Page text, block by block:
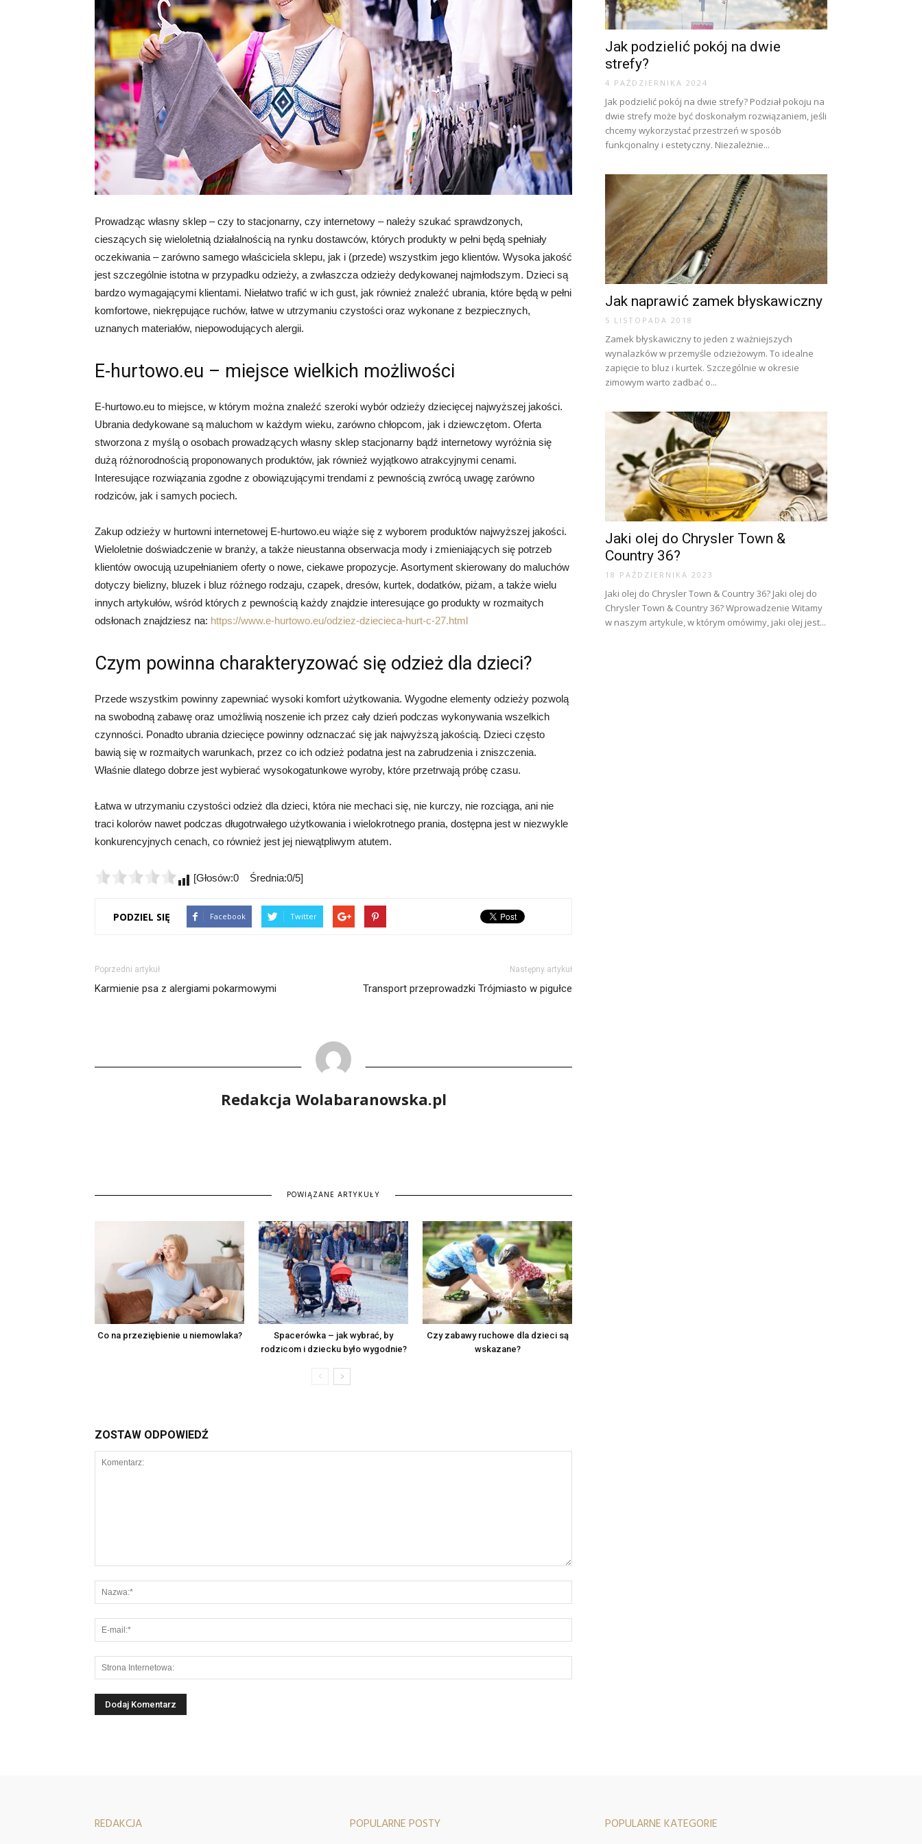
Prowadząc własny sklep – czy to stacjonarny, czy internetowy – należy szukać sprawdzonych,
cieszących się wieloletnią działalnością na rynku dostawców, których produkty w pełni będą spełniały
oczekiwania – zarówno samego właściciela sklepu, jak i (przede) wszystkim jego klientów. Wysoka jakość
jest szczególnie istotna w przypadku odzieży, a zwłaszcza odzieży dedykowanej najmłodszym. Dzieci są
bardzo wymagającymi klientami. Niełatwo trafić w ich gust, jak również znaleźć ubrania, które będą w pełni
komfortowe, niekrępujące ruchów, łatwe w utrzymaniu czystości oraz wykonane z bezpiecznych,
uznanych materiałów, niepowodujących alergii.
E-hurtowo.eu – miejsce wielkich możliwości
E-hurtowo.eu to miejsce, w którym można znaleźć szeroki wybór odzieży dziecięcej najwyższej jakości.
Ubrania dedykowane są maluchom w każdym wieku, zarówno chłopcom, jak i dziewczętom. Oferta
stworzona z myślą o osobach prowadzących własny sklep stacjonarny bądź internetowy wyróżnia się
dużą różnorodnością proponowanych produktów, jak również wyjątkowo atrakcyjnymi cenami.
Interesujące rozwiązania zgodne z obowiązującymi trendami z pewnością zwrócą uwagę zarówno
rodziców, jak i samych pociech.
Zakup odzieży w hurtowni internetowej E-hurtowo.eu wiąże się z wyborem produktów najwyższej jakości.
Wieloletnie doświadczenie w branży, a także nieustanna obserwacja mody i zmieniających się potrzeb
klientów owocują uzupełnianiem oferty o nowe, ciekawe propozycje. Asortyment skierowany do maluchów
dotyczy bielizny, bluzek i bluz różnego rodzaju, czapek, dresów, kurtek, dodatków, piżam, a także wielu
innych artykułów, wśród których z pewnością każdy znajdzie interesujące go produkty w rozmaitych
odsłonach znajdziesz na: https://www.e-hurtowo.eu/odziez-dziecieca-hurt-c-27.html
Czym powinna charakteryzować się odzież dla dzieci?
Przede wszystkim powinny zapewniać wysoki komfort użytkowania. Wygodne elementy odzieży pozwolą
na swobodną zabawę oraz umożliwią noszenie ich przez cały dzień podczas wykonywania wszelkich
czynności. Ponadto ubrania dziecięce powinny odznaczać się jak najwyższą jakością. Dzieci często
bawią się w rozmaitych warunkach, przez co ich odzież podatna jest na zabrudzenia i zniszczenia.
Właśnie dlatego dobrze jest wybierać wysokogatunkowe wyroby, które przetrwają próbę czasu.
Łatwa w utrzymaniu czystości odzież dla dzieci, która nie mechaci się, nie kurczy, nie rozciąga, ani nie
traci kolorów nawet podczas długotrwałego użytkowania i wielokrotnego prania, dostępna jest w niezwykle
konkurencyjnych cenach, co również jest jej niewątpliwym atutem.
[Głosów:0 Średnia:0/5]
PODZIEL SIĘ Facebook Twitter
Poprzedni artykuł
Karmienie psa z alergiami pokarmowymi
Następny artykuł
Transport przeprowadzki Trójmiasto w pigułce
Redakcja Wolabaranowska.pl
POWIĄZANE ARTYKUŁY
Co na przeziębienie u niemowlaka?
Spacerówka – jak wybrać, by
rodzicom i dziecku było wygodnie?
Czy zabawy ruchowe dla dzieci są
wskazane?
ZOSTAW ODPOWIEDŹ
Jak podzielić pokój na dwie
strefy?
4 PAŹDZIERNIKA 2024
Jak podzielić pokój na dwie strefy? Podział pokoju na
dwie strefy może być doskonałym rozwiązaniem, jeśli
chcemy wykorzystać przestrzeń w sposób
funkcjonalny i estetyczny. Niezależnie...
Jak naprawić zamek błyskawiczny
5 LISTOPADA 2018
Zamek błyskawiczny to jeden z ważniejszych
wynalazków w przemyśle odzieżowym. To idealne
zapięcie to bluz i kurtek. Szczególnie w okresie
zimowym warto zadbać o...
Jaki olej do Chrysler Town &
Country 36?
18 PAŹDZIERNIKA 2023
Jaki olej do Chrysler Town & Country 36? Jaki olej do
Chrysler Town & Country 36? Wprowadzenie Witamy
w naszym artykule, w którym omówimy, jaki olej jest...
REDAKCJA POPULARNE POSTY POPULARNE KATEGORIE